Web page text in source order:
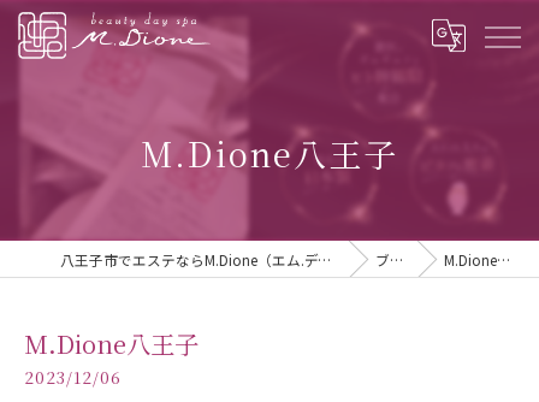
M.Dione八王子
八王子市でエステならM.Dione（エム.ディオーネ） 八王子 ブログ M.Dione八王子
M.Dione八王子
2023/12/06